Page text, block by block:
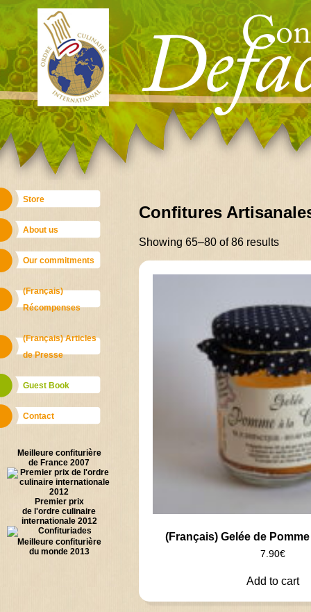
Main menu
Skip
to
content
Main menu
Skip
to
content
Store
About us
Our commitments
(Français)
Récompenses
(Français) Articles
de Presse
Guest Book
Contact
Meilleure confiturière
de France 2007
Premier prix
de l'ordre culinaire
internationale 2012
Meilleure confiturière
du monde 2013
Confitures
Showing 65–80 of 86 results
(Français) Gelée de
7.90€
Add to cart